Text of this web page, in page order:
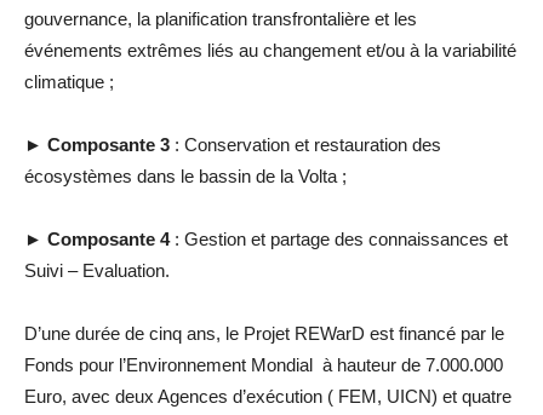
gouvernance, la planification transfrontalière et les
événements extrêmes liés au changement et/ou à la variabilité
climatique ;
► Composante 3 : Conservation et restauration des
écosystèmes dans le bassin de la Volta ;
► Composante 4: Gestion et partage des connaissances et
Suivi – Evaluation.
D’une durée de cinq ans, le Projet REWarD est financé par le
Fonds pour l’Environnement Mondial à hauteur de 7.000.000
Euro, avec deux Agences d’exécution ( FEM, UICN) et quatre